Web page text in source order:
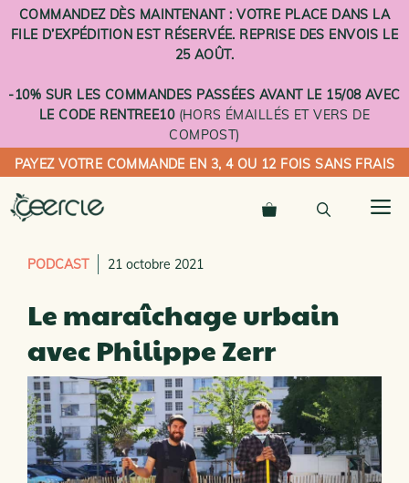
Aller
au
COMMANDEZ DÈS MAINTENANT : VOTRE PLACE DANS LA
FILE D’EXPÉDITION EST RÉSERVÉE. REPRISE DES ENVOIS LE
25 AOÛT.
-10% SUR LES COMMANDES PASSÉES AVANT LE 15/08 AVEC
LE CODE RENTREE10(HORS ÉMAILLÉS ET VERS DE
COMPOST)
PAYEZ VOTRE COMMANDE EN 3, 4 OU 12 FOIS SANS FRAIS
PODCAST 21 octobre 2021
Le maraîchage urbain
avec Philippe Zerr